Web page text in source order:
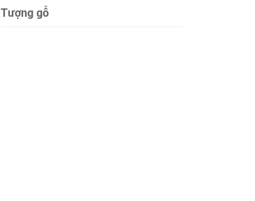
Tượng gỗ